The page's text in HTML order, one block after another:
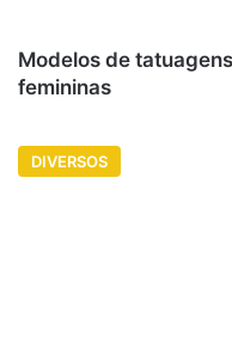
Modelos de
femininas
DIVERSOS